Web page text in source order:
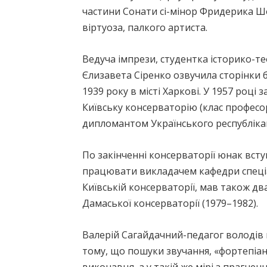
частини Сонати сі-мінор Фридерика
віртуоза, палкого артиста.
Ведуча імпрези, студентка історико-
Єлизавета Сіренко озвучила сторінки
1939 року в місті Харкові. У 1957
Київську консерваторію (клас
дипломантом Українського
По закінченні консерваторії юнак
працювати викладачем кафедри
Київській консерваторії, мав також
Дамаської консерваторії (1979–1982).
Валерій Сагайдачний-педагог
тому, що пошуки звучання,